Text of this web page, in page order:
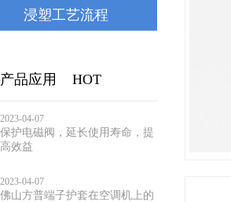
浸塑工艺流程
产品应用 HOT
2023-04-07
保护电磁阀，延长使用寿命，提
高效益
2023-04-07
佛山方普端子护套在空调机上的